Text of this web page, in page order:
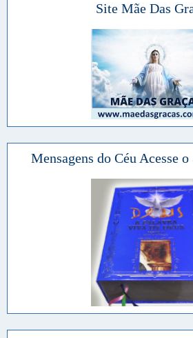
Site Mãe Das
Mensagens do Céu Acesse